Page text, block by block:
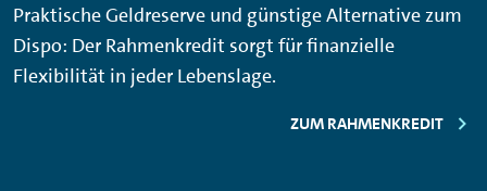
Praktische Geldreserve und günstige Alternative zum
Dispo: Der Rahmenkredit sorgt für finanzielle
Flexibilität in jeder Lebenslage.
ZUM RAHMENKREDIT